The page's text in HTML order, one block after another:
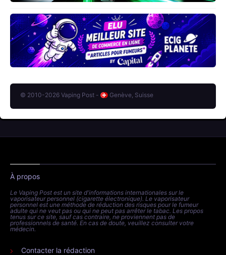
© 2010-2026 Vaping Post - Genève, Suisse
À propos
Le Vaping Post est un site d'informations internationales sur le
vaporisateur personnel (cigarette électronique). Le vaporisateur
personnel est une méthode de réduction des risques pour le fumeur
adulte qui ne veut pas ou qui ne peut pas arrêter le tabac. Les propos
tenus sur ce site, sauf cas contraire, ne proviennent pas de
professionnels de santé. En cas de doute, veuillez consulter votre
médecin.
Contacter la rédaction